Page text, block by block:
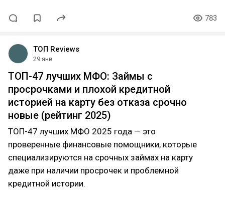
783
ТОП Reviews
29 янв
ТОП-47 лучших МФО: Займы с
просрочками и плохой кредитной
историей на карту без отказа срочно
новые (рейтинг 2025)
ТОП-47 лучших МФО 2025 года — это
проверенные финансовые помощники, которые
специализируются на срочных займах на карту
даже при наличии просрочек и проблемной
кредитной истории.